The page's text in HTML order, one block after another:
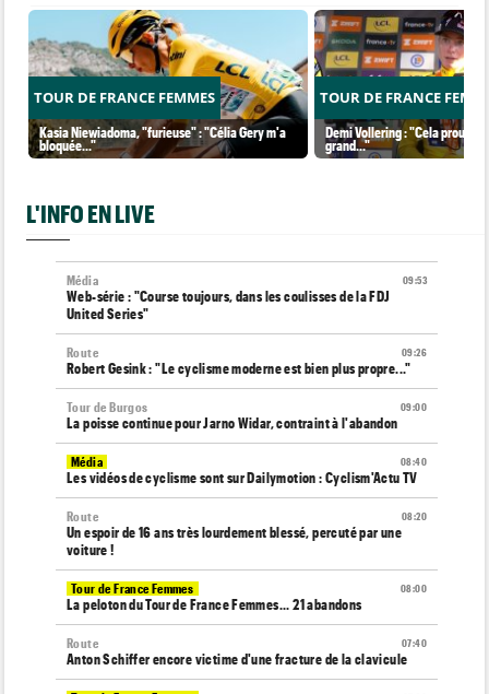
TOUR DE FRANCE FEMMES
Kasia Niewiadoma, "furieuse" : "Célia Gery m'a
bloquée..."
TOUR DE FRANCE
Demi Vollering : "Cela prouve
grand..."
L'INFO EN LIVE
09:53
Média
Web-série : "Course toujours, dans les coulisses de la FDJ
United Series"
09:26
Route
Robert Gesink : "Le cyclisme moderne est bien plus propre..."
09:00
Tour de Burgos
La poisse continue pour Jarno Widar, contraint à l'abandon
08:40
Média
Les vidéos de cyclisme sont sur Dailymotion : Cyclism'Actu TV
08:20
Route
Un espoir de 16 ans très lourdement blessé, percuté par une
voiture !
08:00
Tour de France Femmes
La peloton du Tour de France Femmes... 21 abandons
07:40
Route
Anton Schiffer encore victime d'une fracture de la clavicule